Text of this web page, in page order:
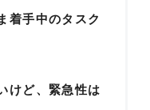
着手中のタスク
けど、緊急性は